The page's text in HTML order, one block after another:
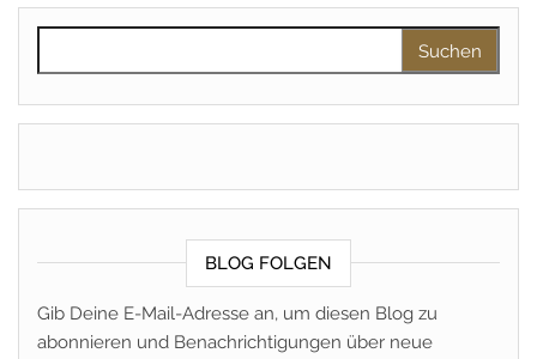
BLOG FOLGEN
Gib Deine E-Mail-Adresse an, um diesen Blog zu
abonnieren und Benachrichtigungen über neue